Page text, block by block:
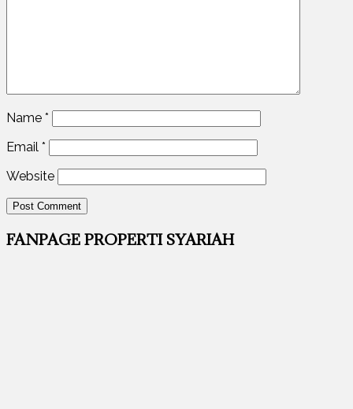
Name *
Email *
Website
FANPAGE PROPERTI SYARIAH